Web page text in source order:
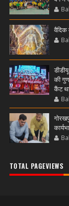
वैदिक
की
कैंट
TOTAL PAGEVIEWS